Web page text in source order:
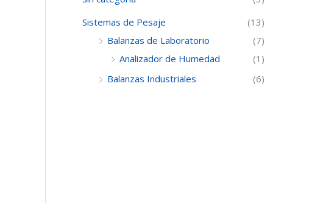
Sistemas de Pesaje
(13)
Balanzas de Laboratorio
(7)
Analizador de Humedad
(1)
Balanzas Industriales
(6)